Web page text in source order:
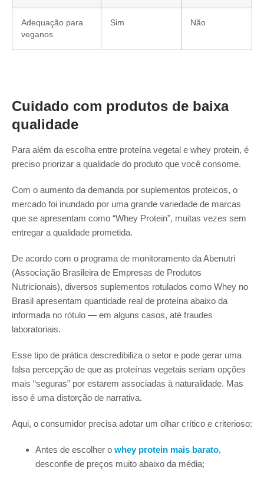
Adequação para
veganos
Sim Não
Cuidado com produtos de baixa
qualidade
Para além da escolha entre proteína vegetal e whey protein, é
preciso priorizar a qualidade do produto que você consome.
Com o aumento da demanda por suplementos proteicos, o
mercado foi inundado por uma grande variedade de marcas
que se apresentam como “Whey Protein”, muitas vezes sem
entregar a qualidade prometida.
De acordo com o programa de monitoramento da Abenutri
(Associação Brasileira de Empresas de Produtos
Nutricionais), diversos suplementos rotulados como Whey no
Brasil apresentam quantidade real de proteína abaixo da
informada no rótulo — em alguns casos, até fraudes
laboratoriais.
Esse tipo de prática descredibiliza o setor e pode gerar uma
falsa percepção de que as proteínas vegetais seriam opções
mais “seguras” por estarem associadas à naturalidade. Mas
isso é uma distorção de narrativa.
Aqui, o consumidor precisa adotar um olhar crítico e criterioso:
Antes de escolher o whey protein mais barato,
desconfie de preços muito abaixo da média;